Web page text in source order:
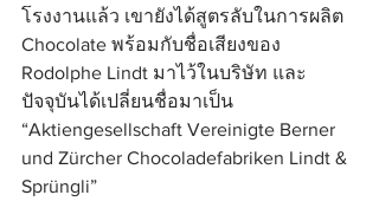
โรงงานแล้ว เขายังได้สูตรลับในการผลิต
Chocolate พร้อมกับชื่อเสียงของ
Rodolphe Lindt มาไว้ในบริษัท และ
ปัจจุบันได้เปลี่ยนชื่อมาเป็น
“Aktiengesellschaft Vereinigte Berner
und Zürcher Chocoladefabriken Lindt &
Sprüngli”